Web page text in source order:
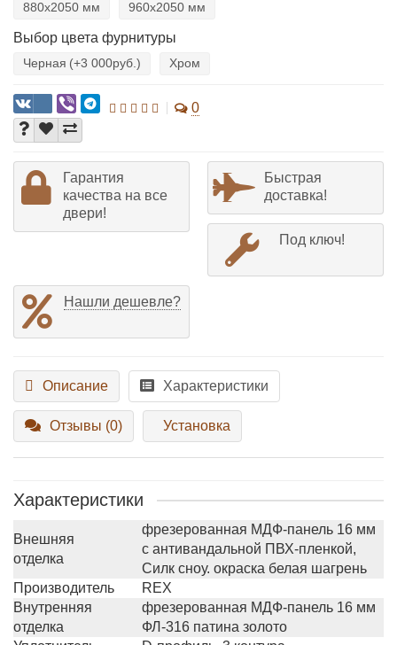
880х2050 мм 960х2050 мм
Выбор цвета фурнитуры
Черная (+3 000руб.) Хром
0
Гарантия
качества на все
двери!
Быстрая
доставка!
Под ключ!
Нашли дешевле?
Описание Характеристики
Отзывы (0) Установка
Характеристики
Внешняя
отделка
фрезерованная МДФ-панель 16 мм
с антивандальной ПВХ-пленкой,
Силк сноу. окраска белая шагрень
Производитель
REX
Внутренняя
отделка
фрезерованная МДФ-панель 16 мм
ФЛ-316 патина золото